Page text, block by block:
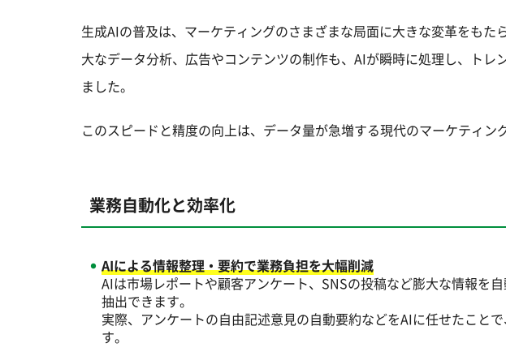
生成AIの普及は、マーケティングのさまざまな局面に大きな変革をも
大なデータ分析、広告やコンテンツの制作も、AIが瞬時に処理し、トレ
ました。
このスピードと精度の向上は、データ量が急増する現代のマーケティン
業務自動化と効率化
AIによる情報整理・要約で業務負担を大幅削減
AIは市場レポートや顧客アンケート、SNSの投稿など膨大な情報を
抽出できます。
実際、アンケートの自由記述意見の自動要約などをAIに任せたこと
す。